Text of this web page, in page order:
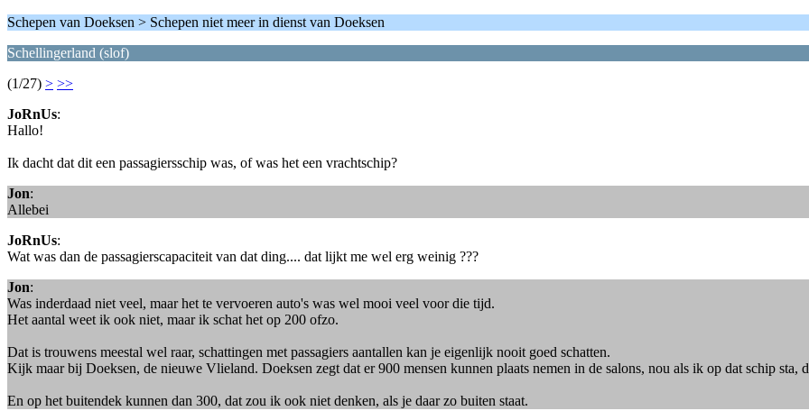
Schepen van Doeksen > Schepen niet meer in dienst van Doeksen
Schellingerland (slof)
(1/27) > >>
JoRnUs:
Hallo!
Ik dacht dat dit een passagiersschip was, of was het een vrachtschip?
Jon:
Allebei
JoRnUs:
Wat was dan de passagierscapaciteit van dat ding.... dat lijkt me wel erg weinig ???
Jon:
Was inderdaad niet veel, maar het te vervoeren auto's was wel mooi veel voor die tijd.
Het aantal weet ik ook niet, maar ik schat het op 200 ofzo.
Dat is trouwens meestal wel raar, schattingen met passagiers aantallen kan je eigenlijk nooit goed schatten.
Kijk maar bij Doeksen, de nieuwe Vlieland. Doeksen zegt dat er 900 mensen kunnen plaats nemen in de salons, nou als ik op dat schip sta,
En op het buitendek kunnen dan 300, dat zou ik ook niet denken, als je daar zo buiten staat.